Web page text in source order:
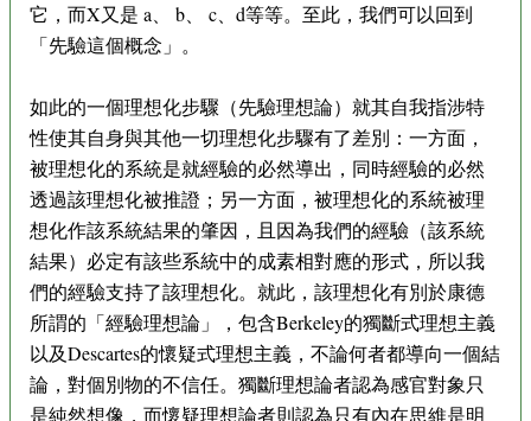
它，而X又是 a、 b、 c、d等等。至此，我們可以回到
「先驗這個概念」。
如此的一個理想化步驟（先驗理想論）就其自我指涉特
性使其自身與其他一切理想化步驟有了差別：一方面，
被理想化的系統是就經驗的必然導出，同時經驗的必然
透過該理想化被推證；另一方面，被理想化的系統被理
想化作該系統結果的肇因，且因為我們的經驗（該系統
結果）必定有該些系統中的成素相對應的形式，所以我
們的經驗支持了該理想化。就此，該理想化有別於康德
所謂的「經驗理想論」，包含Berkeley的獨斷式理想主義
以及Descartes的懷疑式理想主義，不論何者都導向一個結
論，對個別物的不信任。獨斷理想論者認為感官對象只
是純然想像，而懷疑理想論者則認為只有內在思維是明